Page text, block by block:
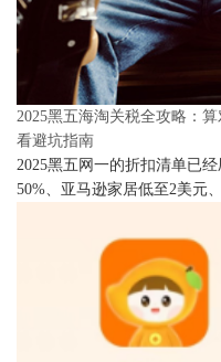
2025黑五海淘关税全攻略：
看避坑指南
2025黑五网一的折扣清单已
50%、亚马逊家居低至2美元